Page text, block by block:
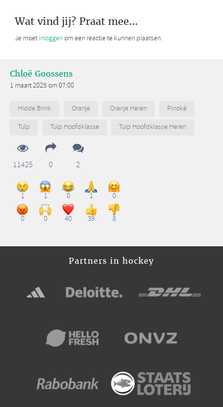
Wat vind jij? Praat mee...
Je moet inloggenom een reactie te kunnen plaatsen.
Chloë Goossens
1 maart 2025 om 07:00
Hidde Brink Oranje Oranje Heren
Pinoké
Tulp
Tulp Hoofdklasse Tulp Hoofdklasse Heren
11425 0 2
1 1 0 1 0
0 0 40 39 8
Partners in hockey